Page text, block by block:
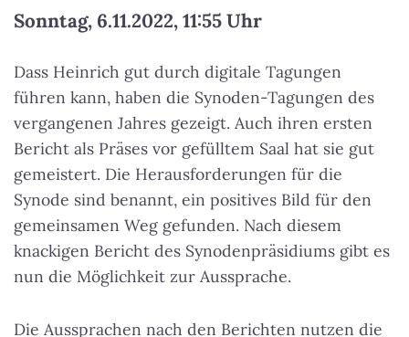
Sonntag, 6.11.2022, 11:55 Uhr
Dass Heinrich gut durch digitale Tagungen
führen kann, haben die Synoden-Tagungen des
vergangenen Jahres gezeigt. Auch ihren ersten
Bericht als Präses vor gefülltem Saal hat sie gut
gemeistert. Die Herausforderungen für die
Synode sind benannt, ein positives Bild für den
gemeinsamen Weg gefunden. Nach diesem
knackigen Bericht des Synodenpräsidiums gibt es
nun die Möglichkeit zur Aussprache.
Die Aussprachen nach den Berichten nutzen die